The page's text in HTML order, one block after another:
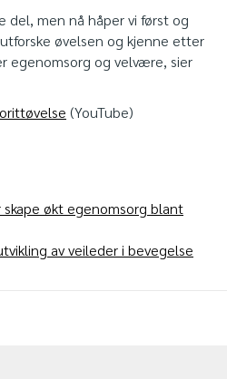
del, men nå håper vi først og
øvelsen og kjenne etter
egenomsorg og velvære, sier
(YouTube)
økt egenomsorg blant
av veileder i bevegelse